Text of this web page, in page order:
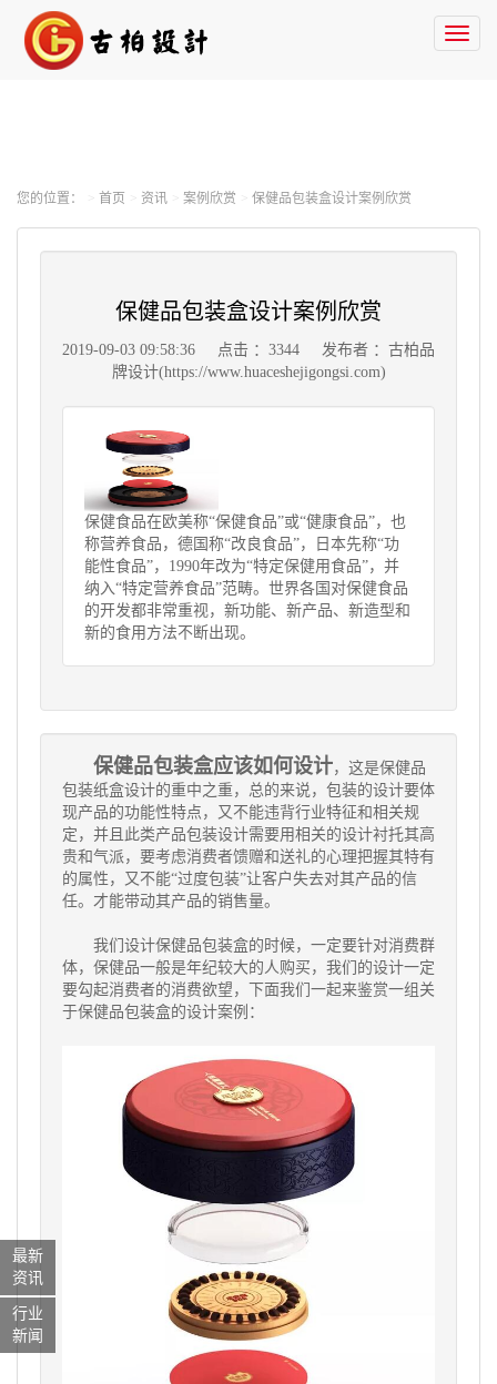
您的位置： 首页 资讯 案例欣赏 保健品包装盒设计案例欣赏
保健品包装盒设计案例欣赏
2019-09-03 09:58:36 点击 ：3344
发布者 ：古柏品
牌设计(https://www.huaceshejigongsi.com)
保健食品在欧美称“保健食品”或“健康食品”，也
称营养食品，德国称“改良食品”，日本先称“功
能性食品”，1990年改为“特定保健用食品”，并
纳入“特定营养食品”范畴。世界各国对保健食品
的开发都非常重视，新功能、新产品、新造型和
新的食用方法不断出现。
保健品包装盒应该如何设计，这是保健品
包装纸盒设计的重中之重，总的来说，包装的设计要体
现产品的功能性特点，又不能违背行业特征和相关规
定，并且此类产品包装设计需要用相关的设计衬托其高
贵和气派，要考虑消费者馈赠和送礼的心理把握其特有
的属性，又不能“过度包装”让客户失去对其产品的信
任。才能带动其产品的销售量。
我们设计保健品包装盒的时候，一定要针对消费群
体，保健品一般是年纪较大的人购买，我们的设计一定
要勾起消费者的消费欲望，下面我们一起来鉴赏一组关
于保健品包装盒的设计案例：
最新
资讯
行业
新闻